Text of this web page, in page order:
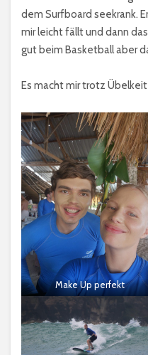
dem Surfboard seekrank.
mir leicht fällt und dann
gut beim Basketball aber
Es macht mir trotz
Make Up perfekt